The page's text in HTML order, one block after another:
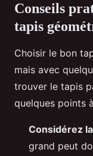
Conseils
tapis
Choisir le bon
mais avec
trouver le tapis
quelques points
Considérez
grand peut